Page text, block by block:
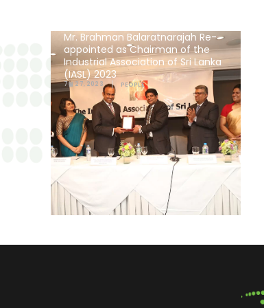
Mr. Brahman Balaratnarajah Re-
appointed as Chairman of the
Industrial Association of Sri Lanka
(IASL) 2023
7월 27, 2023 PEOPLE